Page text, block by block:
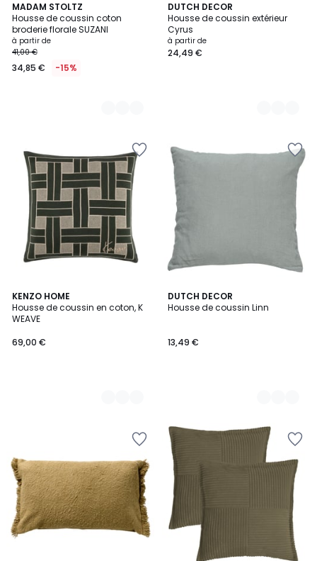
MADAM STOLTZ
Housse de coussin coton
broderie florale SUZANI
à partir de
41,00 €
34,85 € -15%
4
Couleurs
DUTCH DECOR
Housse de coussin extérieur
Cyrus
à partir de
24,49 €
3
Couleurs
KENZO HOME
Housse de coussin en coton, K
WEAVE
69,00 €
2
Couleurs
DUTCH DECOR
Housse de coussin Linn
13,49 €
14
Couleurs